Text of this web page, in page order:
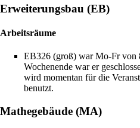
Erweiterungsbau (EB)
Arbeitsräume
EB326 (groß) war Mo-Fr von
Wochenende war er
wird momentan für die
benutzt.
Mathegebäude (MA)